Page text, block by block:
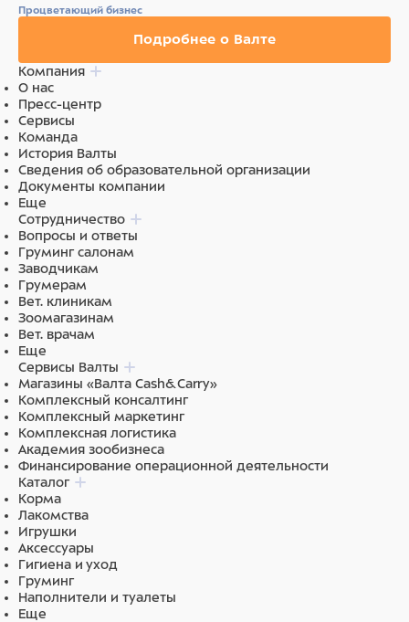
пенополиуретана и искуственной кожей.
Габаритные размеры: 1320x720x900 мм.
Важно:
дооснащен комплектом колес (приобретается
отдельно).
Обработка и дезинфекция поверхностей:
НЕ ДОПУСКАЕТСЯ уборка покрытия из нержавеющей
стали, полипропилена, оргстекла, пластика, кожзама и
ПВХ абразивными и хлорсодержащими средствами.
Данные средства могут вызвать коррозию металла и
повреждение поверхностей.
РЕКОМЕНДУЕМ использовать: Лайна, Мелисептол, а также
кислородактивные дезинфектанты.
Процветающий бизнес
Подробнее о Валте
Компания
О нас
Пресс-центр
Сервисы
Команда
История Валты
Сведения об образовательной организации
Документы компании
Еще
Сотрудничество
Вопросы и ответы
Груминг салонам
Заводчикам
Грумерам
Вет. клиникам
Зоомагазинам
Вет. врачам
Еще
Сервисы Валты
Магазины «Валта Cash&Carry»
Комплексный консалтинг
Комплексный маркетинг
Комплексная логистика
Академия зообизнеса
Финансирование операционной деятельности
Каталог
Корма
Лакомства
Игрушки
Аксессуары
Гигиена и уход
Груминг
Наполнители и туалеты
Еще